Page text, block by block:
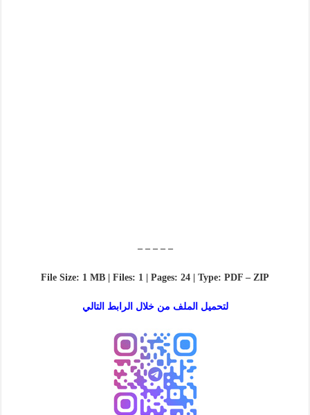
– – – – –
File Size: 1 MB | Files: 1 | Pages: 24 | Type: PDF – ZIP
لتحميل الملف من خلال الرابط التالي